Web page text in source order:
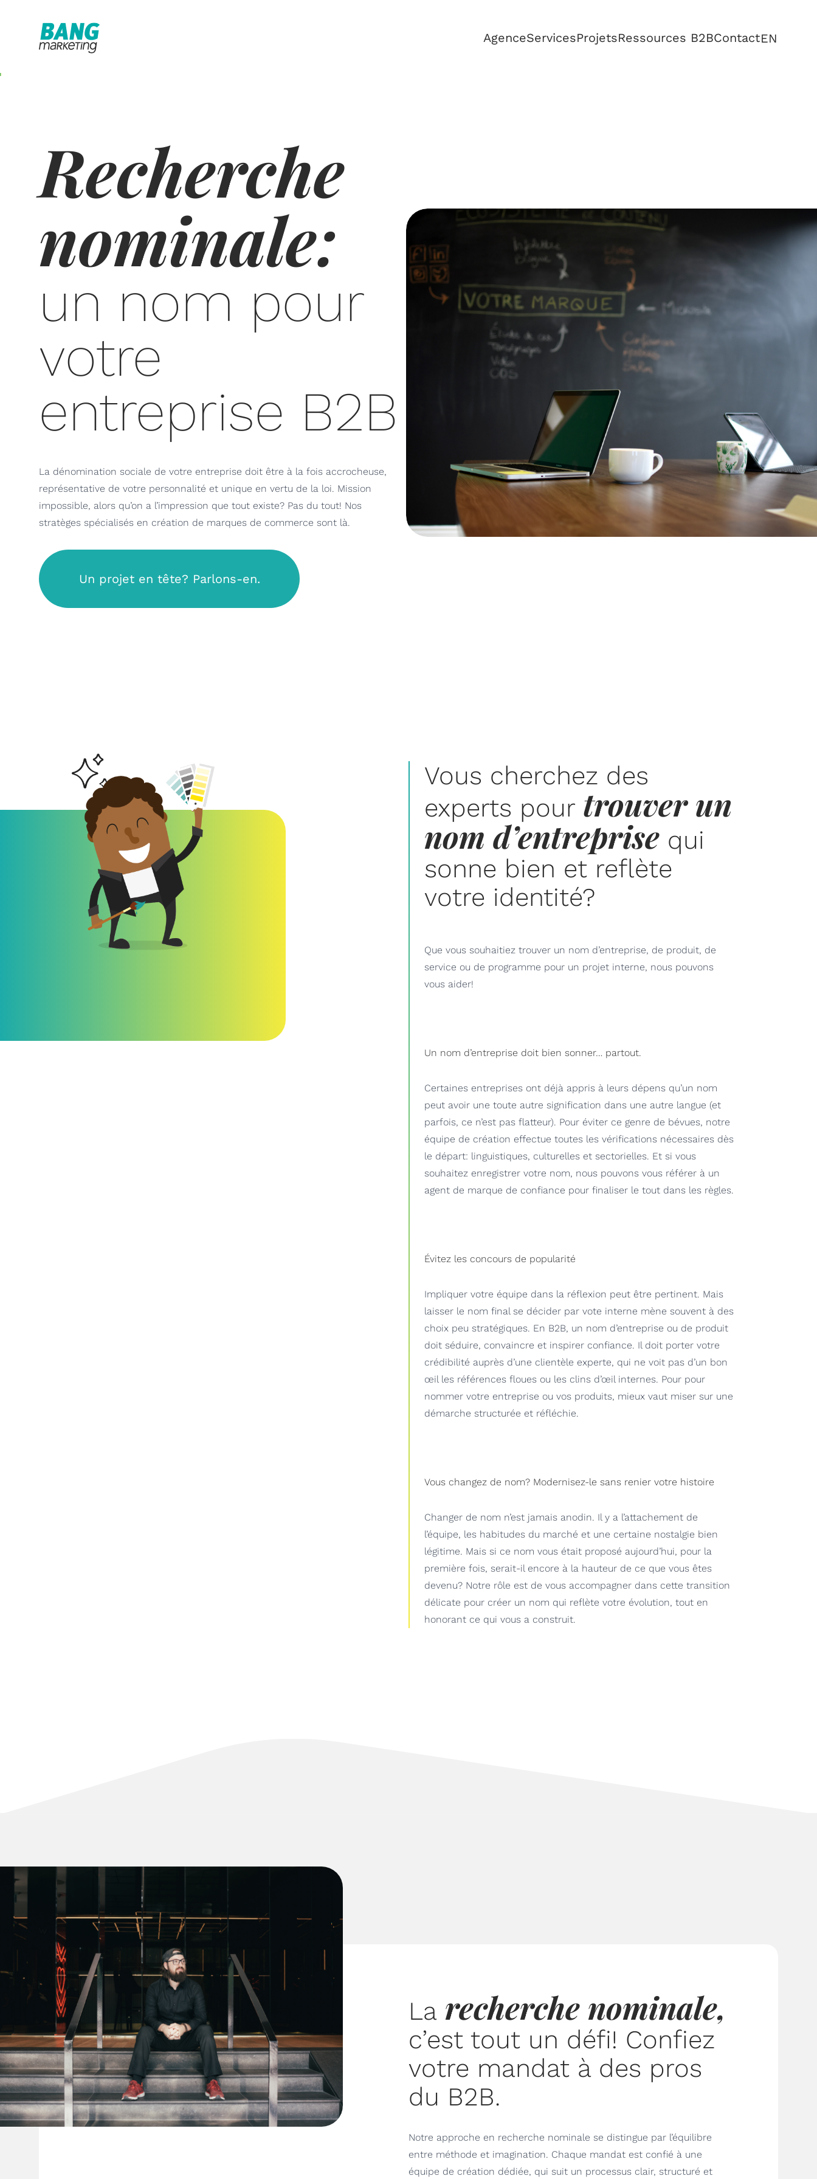
AgenceServicesProjetsRessources B2BContactEN
Recherche
nominale:
un nom pour
votre
entreprise B2B
La dénomination sociale de votre entreprise doit être à la fois accrocheuse,
représentative de votre personnalité et unique en vertu de la loi. Mission
impossible, alors qu’on a l’impression que tout existe? Pas du tout! Nos
stratèges spécialisés en création de marques de commerce sont là.
Un projet en tête? Parlons-en.
Vous cherchez des
experts pour trouver un
nom d’entreprise qui
sonne bien et reflète
votre identité?
Que vous souhaitiez trouver un nom d’entreprise, de produit, de
service ou de programme pour un projet interne, nous pouvons
vous aider!
Un nom d’entreprise doit bien sonner… partout.
Certaines entreprises ont déjà appris à leurs dépens qu’un nom
peut avoir une toute autre signification dans une autre langue (et
parfois, ce n’est pas flatteur). Pour éviter ce genre de bévues, notre
équipe de création effectue toutes les vérifications nécessaires dès
le départ: linguistiques, culturelles et sectorielles. Et si vous
souhaitez enregistrer votre nom, nous pouvons vous référer à un
agent de marque de confiance pour finaliser le tout dans les règles.
Évitez les concours de popularité
Impliquer votre équipe dans la réflexion peut être pertinent. Mais
laisser le nom final se décider par vote interne mène souvent à des
choix peu stratégiques. En B2B, un nom d’entreprise ou de produit
doit séduire, convaincre et inspirer confiance. Il doit porter votre
crédibilité auprès d’une clientèle experte, qui ne voit pas d’un bon
œil les références floues ou les clins d’œil internes. Pour pour
nommer votre entreprise ou vos produits, mieux vaut miser sur une
démarche structurée et réfléchie.
Vous changez de nom? Modernisez-le sans renier votre histoire
Changer de nom n’est jamais anodin. Il y a l’attachement de
l’équipe, les habitudes du marché et une certaine nostalgie bien
légitime. Mais si ce nom vous était proposé aujourd’hui, pour la
première fois, serait-il encore à la hauteur de ce que vous êtes
devenu? Notre rôle est de vous accompagner dans cette transition
délicate pour créer un nom qui reflète votre évolution, tout en
honorant ce qui vous a construit.
La recherche nominale,
c’est tout un défi! Confiez
votre mandat à des pros
du B2B.
Notre approche en recherche nominale se distingue par l’équilibre
entre méthode et imagination. Chaque mandat est confié à une
équipe de création dédiée, qui suit un processus clair, structuré et